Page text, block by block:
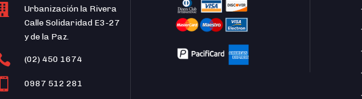

Urbanización la Rivera
Calle Solidaridad E3-27
y de la Paz.
(02) 450 1674
 0987 512 281